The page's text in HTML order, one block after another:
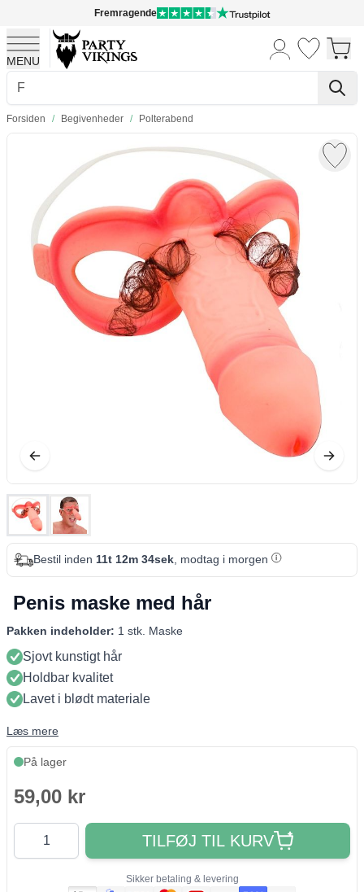
Fremragende
MENU
Skip to Content
Forsiden / Begivenheder / Polterabend
Bestil inden 11t 12m 34sek, modtag i morgen
Penis maske med hår
Pakken indeholder: 1 stk. Maske
Sjovt kunstigt hår
Holdbar kvalitet
Lavet i blødt materiale
Læs mere
På lager
59,00 kr
Antal
TILFØJ TIL KURV
Sikker betaling & levering